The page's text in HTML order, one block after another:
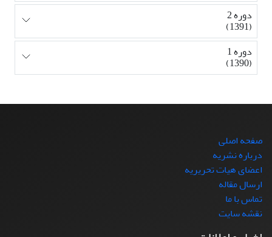
دوره 2
(1391)
دوره 1
(1390)
صفحه اصلی
درباره نشریه
اعضای هیات تحریریه
ارسال مقاله
تماس با ما
نقشه سایت